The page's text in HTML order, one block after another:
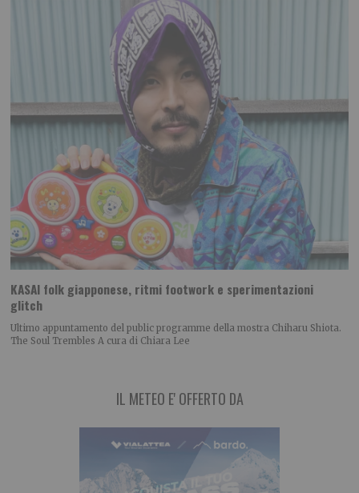
KASAI folk giapponese, ritmi footwork e sperimentazioni
glitch
Ultimo appuntamento del public programme della mostra Chiharu Shiota.
The Soul Trembles A cura di Chiara Lee
IL METEO E' OFFERTO DA